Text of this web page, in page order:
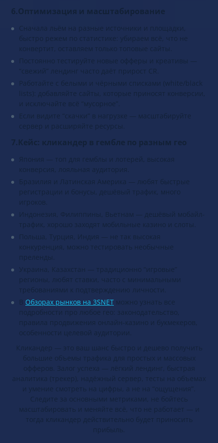
6.Оптимизация и масштабирование
Сначала льём на разные источники и площадки,
быстро режем по статистике: убираем всё, что не
конвертит, оставляем только топовые сайты.
Постоянно тестируйте новые офферы и креативы —
“свежий” лендинг часто даёт прирост CR.
Работайте с белыми и чёрными списками (white/black
lists): добавляйте сайты, которые приносят конверсии,
и исключайте всё “мусорное”.
Если видите “скачки” в нагрузке — масштабируйте
сервер и расширяйте ресурсы.
7.Кейс: кликандер в гембле по разным гео
Япония — топ для гемблы и лотерей, высокая
конверсия, лояльная аудитория.
Бразилия и Латинская Америка — любят быстрые
регистрации и бонусы, дешёвый трафик, много
игроков.
Индонезия, Филиппины, Вьетнам — дешёвый мобайл-
трафик, хорошо заходят мобильные казино и слоты.
Польша, Турция, Индия — не так высокая
конкуренция, можно тестировать необычные
преленды.
Украина, Казахстан — традиционно “игровые”
регионы, любят ставки, часто с минимальными
требованиями к подтверждению личности.
В Обзорах рынков на 3SNET можно узнать все
подробности про любое гео: законодательство,
правила продвижения онлайн-казино и букмекеров,
особенности целевой аудитории.
Кликандер — это ваш шанс быстро и дешево получить
большие объемы трафика для простых и массовых
офферов. Залог успеха — лёгкий лендинг, быстрая
аналитика (трекер), надёжный сервер, тесты на объемах
и умение смотреть на цифры, а не на “ощущения”.
Следите за основными метриками, не бойтесь
масштабировать и меняйте всё, что не работает — и
тогда кликандер действительно будет приносить
прибыль.